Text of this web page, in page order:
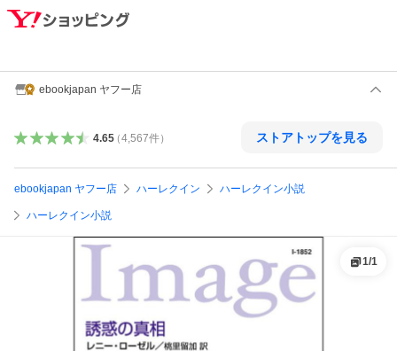
ebookjapan ヤフー店
4.65（4,567件） ストアトップを見る
ebookjapan ヤフー店 ハーレクイン ハーレクイン小説
ハーレクイン小説
1/1